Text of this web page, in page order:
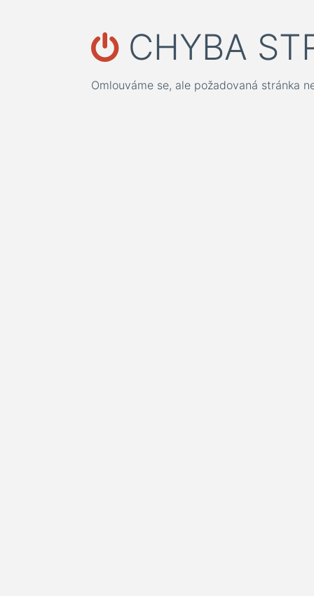
CHYBA
Omlouváme se, ale požadovaná stránka